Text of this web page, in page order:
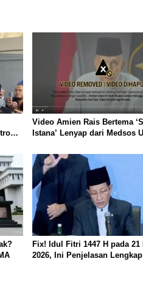
Video Amien Rais Bertema
Istana’ Lenyap dari Medsos
Fix! Idul Fitri 1447 H pada 21
2026, Ini Penjelasan Lengkap